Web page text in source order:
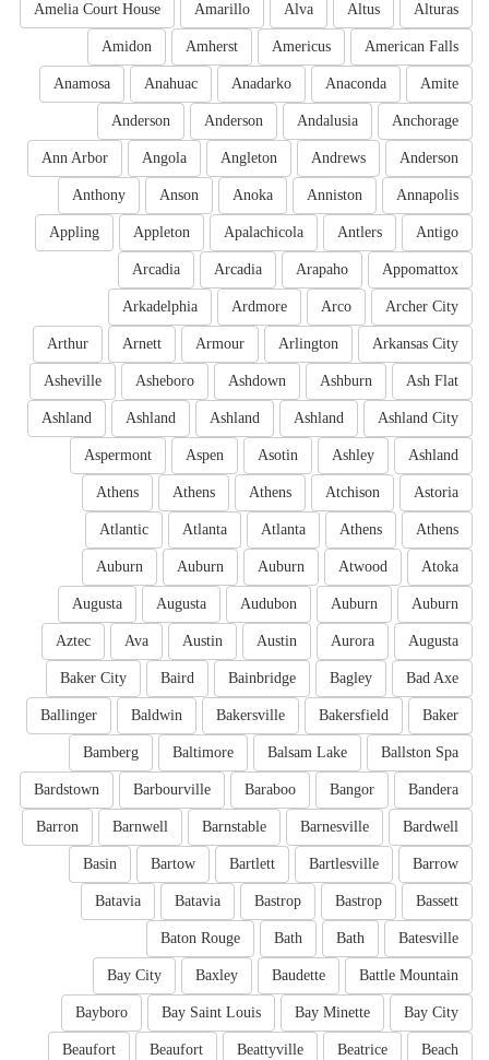
Alturas
Altus
Alva
Amarillo
Amelia Court House
American Falls
Americus
Amherst
Amidon
Amite
Anaconda
Anadarko
Anahuac
Anamosa
Anchorage
Andalusia
Anderson
Anderson
Anderson
Andrews
Angleton
Angola
Ann Arbor
Annapolis
Anniston
Anoka
Anson
Anthony
Antigo
Antlers
Apalachicola
Appleton
Appling
Appomattox
Arapaho
Arcadia
Arcadia
Archer City
Arco
Ardmore
Arkadelphia
Arkansas City
Arlington
Armour
Arnett
Arthur
Ash Flat
Ashburn
Ashdown
Asheboro
Asheville
Ashland City
Ashland
Ashland
Ashland
Ashland
Ashland
Ashley
Asotin
Aspen
Aspermont
Astoria
Atchison
Athens
Athens
Athens
Athens
Athens
Atlanta
Atlanta
Atlantic
Atoka
Atwood
Auburn
Auburn
Auburn
Auburn
Auburn
Audubon
Augusta
Augusta
Augusta
Aurora
Austin
Austin
Ava
Aztec
Bad Axe
Bagley
Bainbridge
Baird
Baker City
Baker
Bakersfield
Bakersville
Baldwin
Ballinger
Ballston Spa
Balsam Lake
Baltimore
Bamberg
Bandera
Bangor
Baraboo
Barbourville
Bardstown
Bardwell
Barnesville
Barnstable
Barnwell
Barron
Barrow
Bartlesville
Bartlett
Bartow
Basin
Bassett
Bastrop
Bastrop
Batavia
Batavia
Batesville
Bath
Bath
Baton Rouge
Battle Mountain
Baudette
Baxley
Bay City
Bay City
Bay Minette
Bay Saint Louis
Bayboro
Beach
Beatrice
Beattyville
Beaufort
Beaufort